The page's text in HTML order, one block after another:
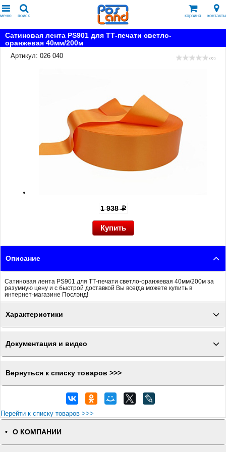
меню поиск корзина контакты
Сатиновая лента PS901 для ТТ-печати светло-
оранжевая 40мм/200м
Артикул: 026 040
( 0 )
1 938p
Описание
Сатиновая лента PS901 для ТТ-печати светло-оранжевая 40мм/200м за
разумную цену и с быстрой доставкой Вы всегда можете купить в
интернет-магазине Послэнд!
Характеристики
Документация и видео
Вернуться к списку товаров >>>
Перейти к списку товаров >>>
О КОМПАНИИ